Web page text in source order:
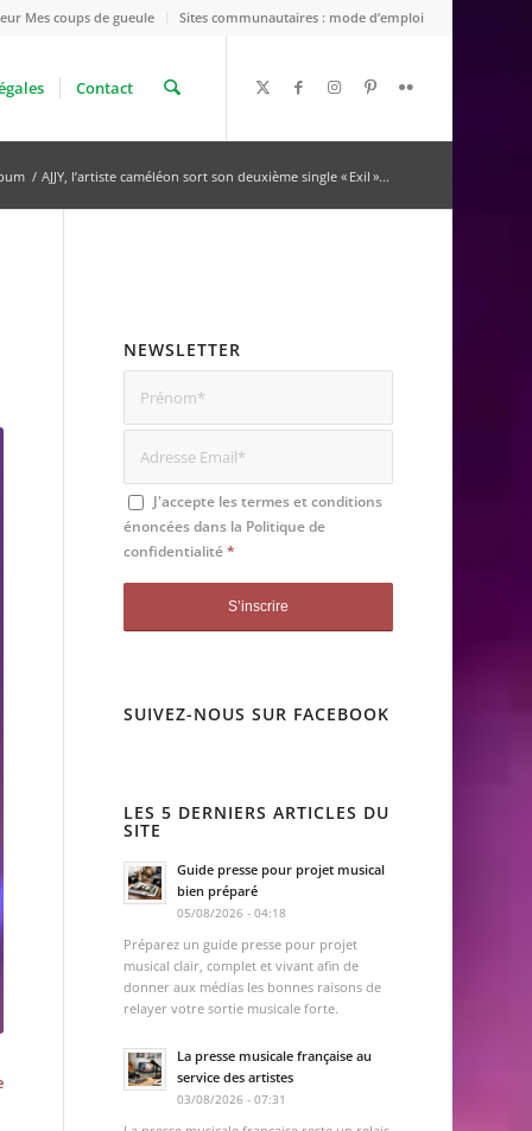
Mes coups de gueule Sites communautaires : mode d’emploi
Contact
/ AJJY, l’artiste caméléon sort son deuxième single « Exil »...
NEWSLETTER
J'accepte les termes et conditions
énoncées dans la Politique de
confidentialité*
SUIVEZ-NOUS SUR FACEBOOK
LES 5 DERNIERS ARTICLES DU
SITE
Guide presse pour projet musical
bien préparé
05/08/2026 - 04:18
Préparez un guide presse pour projet
musical clair, complet et vivant afin de
donner aux médias les bonnes raisons de
relayer votre sortie musicale forte.
La presse musicale française au
service des artistes
03/08/2026 - 07:31